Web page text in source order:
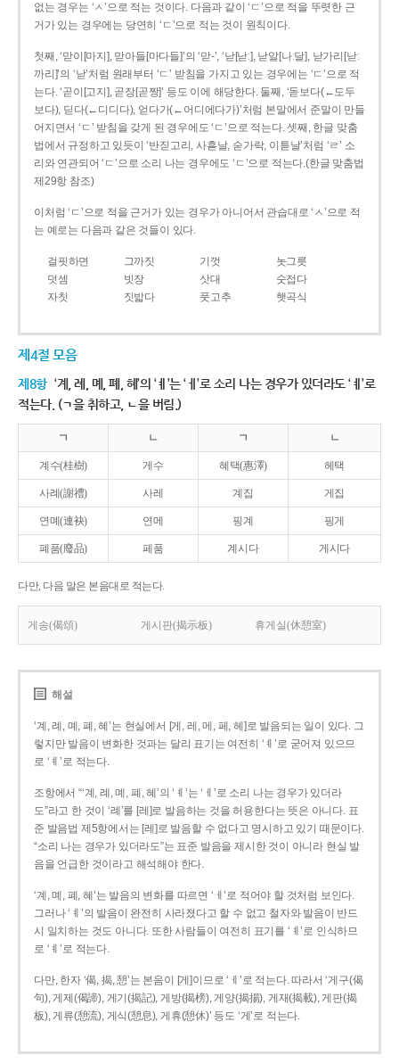
없는 경우는 ‘ㅅ’으로 적는 것이다. 다음과 같이 ‘ㄷ’으로 적을 뚜렷한 근
거가 있는 경우에는 당연히 ‘ㄷ’으로 적는 것이 원칙이다.
첫째, ‘맏이[마지], 맏아들[마다들]’의 ‘맏-’, ‘낟[낟ː], 낟알[나ː달], 낟가리[낟ː
까리]’의 ‘낟’처럼 원래부터 ‘ㄷ’ 받침을 가지고 있는 경우에는 ‘ㄷ’으로 적
는다. ‘곧이[고지], 곧장[곧짱]’ 등도 이에 해당한다. 둘째, ‘돋보다(←도두
보다), 딛다(←디디다), 얻다가(←어디에다가)’처럼 본말에서 준말이 만들
어지면서 ‘ㄷ’ 받침을 갖게 된 경우에도 ‘ㄷ’으로 적는다. 셋째, 한글 맞춤
법에서 규정하고 있듯이 ‘반짇고리, 사흗날, 숟가락, 이튿날’처럼 ‘ㄹ’ 소
리와 연관되어 ‘ㄷ’으로 소리 나는 경우에도 ‘ㄷ’으로 적는다.(한글 맞춤법
제29항 참조)
이처럼 ‘ㄷ’으로 적을 근거가 있는 경우가 아니어서 관습대로 ‘ㅅ’으로 적
는 예로는 다음과 같은 것들이 있다.
걸핏하면 그까짓 기껏
놋그릇
덧셈
빗장 삿대
숫접다
자칫
짓밟다 풋고추 햇곡식
제4절 모음
제8항 ‘계, 례, 몌, 폐, 혜’의 ‘ㅖ’는 ‘ㅔ’로 소리 나는 경우가 있더라도 ‘ㅖ’로
적는다. (ㄱ을 취하고, ㄴ을 버림.)
ㄱ ㄴ ㄱ ㄴ
계수(桂樹) 게수 혜택(惠澤) 헤택
사례(謝禮) 사레 계집 게집
연몌(連袂) 연메 핑계 핑게
폐품(廢品) 페품 계시다 게시다
다만, 다음 말은 본음대로 적는다.
게송(偈頌) 게시판(揭示板) 휴게실(休憩室)
해설
‘계, 례, 몌, 폐, 혜’는 현실에서 [게, 레, 메, 페, 헤]로 발음되는 일이 있다. 그
렇지만 발음이 변화한 것과는 달리 표기는 여전히 ‘ㅖ’로 굳어져 있으므
로 ‘ㅖ’로 적는다.
조항에서 “‘계, 례, 몌, 폐, 혜’의 ‘ㅖ’는 ‘ㅔ’로 소리 나는 경우가 있더라
도”라고 한 것이 ‘례’를 [레]로 발음하는 것을 허용한다는 뜻은 아니다. 표
준 발음법 제5항에서는 [레]로 발음할 수 없다고 명시하고 있기 때문이다.
“소리 나는 경우가 있더라도”는 표준 발음을 제시한 것이 아니라 현실 발
음을 언급한 것이라고 해석해야 한다.
‘계, 몌, 폐, 혜’는 발음의 변화를 따르면 ‘ㅔ’로 적어야 할 것처럼 보인다.
그러나 ‘ㅖ’의 발음이 완전히 사라졌다고 할 수 없고 철자와 발음이 반드
시 일치하는 것도 아니다. 또한 사람들이 여전히 표기를 ‘ㅖ’로 인식하므
로 ‘ㅖ’로 적는다.
다만, 한자 ‘偈, 揭, 憩’는 본음이 [게]이므로 ‘ㅔ’로 적는다. 따라서 ‘게구(偈
句), 게제(偈諦), 게기(揭記), 게방(揭榜), 게양(揭揚), 게재(揭載), 게판(揭
板), 게류(憩流), 게식(憩息), 게휴(憩休)’ 등도 ‘게’로 적는다.